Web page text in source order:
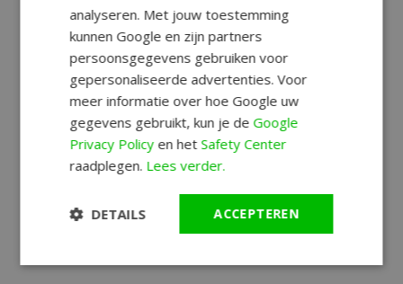
analyseren. Met jouw toestemming
kunnen Google en zijn partners
persoonsgegevens gebruiken voor
gepersonaliseerde advertenties. Voor
meer informatie over hoe Google uw
gegevens gebruikt, kun je deGoogle
Privacy Policyen hetSafety Center
raadplegen. Lees verder.
ACCEPTEREN
DETAILS